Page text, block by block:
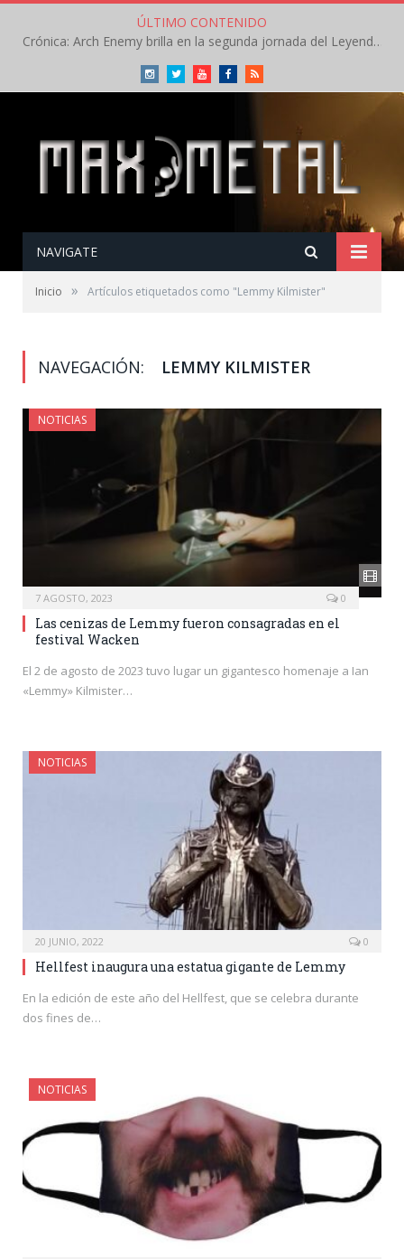
ÚLTIMO CONTENIDO
Crónica: Arch Enemy brilla en la segunda jornada del Leyendas del Rock – Jueves – Agosto 2026
InstagramTwitterYoutubeFacebookRSS
NAVIGATE
Inicio » Artículos etiquetados como "Lemmy Kilmister"
NAVEGACIÓN: LEMMY KILMISTER
NOTICIAS
7 AGOSTO, 2023 0
Las cenizas de Lemmy fueron consagradas en el
festival Wacken
El 2 de agosto de 2023 tuvo lugar un gigantesco homenaje a Ian
«Lemmy» Kilmister…
NOTICIAS
20 JUNIO, 2022 0
Hellfest inaugura una estatua gigante de Lemmy
En la edición de este año del Hellfest, que se celebra durante
dos fines de…
NOTICIAS